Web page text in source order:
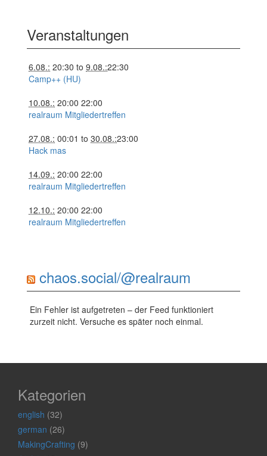
Veranstaltungen
6.08.: 20:30 to 9.08.:22:30
Camp++ (HU)
10.08.: 20:00 22:00
realraum Mitgliedertreffen
27.08.: 00:01 to 30.08.:23:00
Hack mas
14.09.: 20:00 22:00
realraum Mitgliedertreffen
12.10.: 20:00 22:00
realraum Mitgliedertreffen
chaos.social/@realraum
Ein Fehler ist aufgetreten – der Feed funktioniert
zurzeit nicht. Versuche es später noch einmal.
Kategorien
english (32)
german (26)
MakingCrafting (9)